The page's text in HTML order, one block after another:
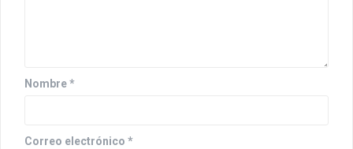
Nombre*
Correo electrónico *